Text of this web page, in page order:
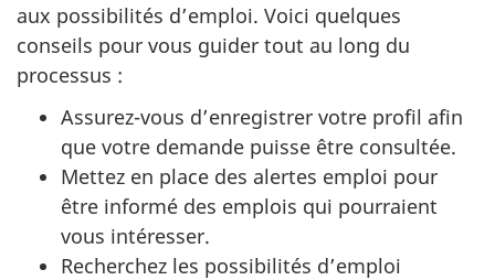
aux possibilités d’emploi. Voici quelques
conseils pour vous guider tout au long du
processus :
Assurez-vous d’enregistrer votre profil afin
que votre demande puisse être consultée.
Mettez en place des alertes emploi pour
être informé des emplois qui pourraient
vous intéresser.
Recherchez les possibilités d’emploi